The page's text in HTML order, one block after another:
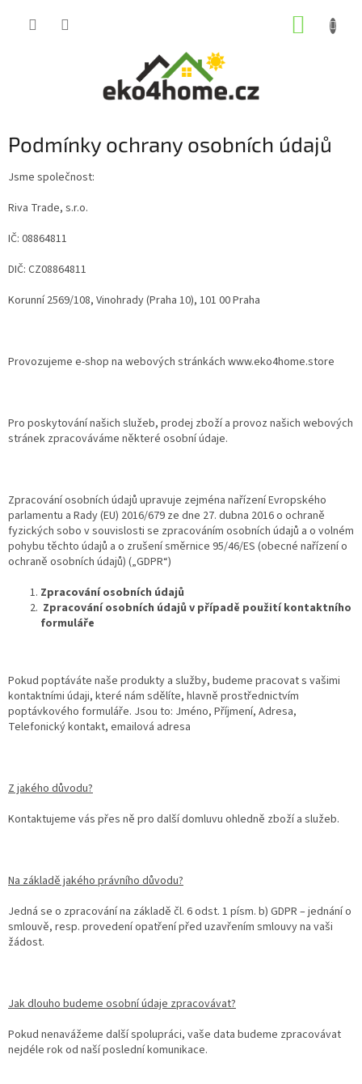
Podmínky ochrany osobních údajů
Jsme společnost:
Riva Trade, s.r.o.
IČ: 08864811
DIČ: CZ08864811
Korunní 2569/108, Vinohrady (Praha 10), 101 00 Praha
Provozujeme e-shop na webových stránkách www.eko4home.store
Pro poskytování našich služeb, prodej zboží a provoz našich webových
stránek zpracováváme některé osobní údaje.
Zpracování osobních údajů upravuje zejména nařízení Evropského
parlamentu a Rady (EU) 2016/679 ze dne 27. dubna 2016 o ochraně
fyzických sobo v souvislosti se zpracováním osobních údajů a o volném
pohybu těchto údajů a o zrušení směrnice 95/46/ES (obecné nařízení o
ochraně osobních údajů) („GDPR“)
Zpracování osobních údajů
Zpracování osobních údajů v případě použití kontaktního
formuláře
Pokud poptáváte naše produkty a služby, budeme pracovat s vašimi
kontaktními údaji, které nám sdělíte, hlavně prostřednictvím
poptávkového formuláře. Jsou to: Jméno, Příjmení, Adresa,
Telefonický kontakt, emailová adresa
Z jakého důvodu?
Kontaktujeme vás přes ně pro další domluvu ohledně zboží a služeb.
Na základě jakého právního důvodu?
Jedná se o zpracování na základě čl. 6 odst. 1 písm. b) GDPR – jednání o
smlouvě, resp. provedení opatření před uzavřením smlouvy na vaši
žádost.
Jak dlouho budeme osobní údaje zpracovávat?
Pokud nenavážeme další spolupráci, vaše data budeme zpracovávat
nejdéle rok od naší poslední komunikace.